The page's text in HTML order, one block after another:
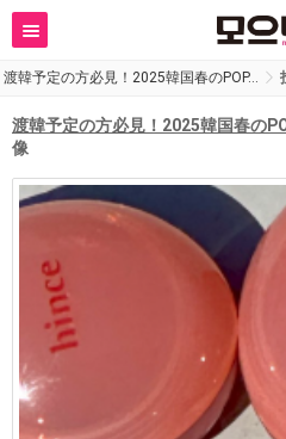
渡韓予定の方必見！2025韓国春のPOP…
渡韓予定の方必見！2025韓国春の
像